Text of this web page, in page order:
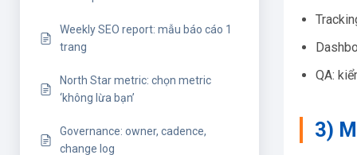
Weekly SEO report: mẫu báo cáo 1
trang
North Star metric: chọn metric
‘không lừa bạn’
Governance: owner, cadence,
change log
QA:
3)